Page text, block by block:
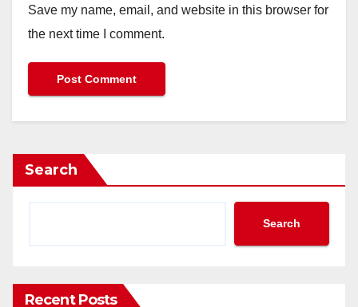
Save my name, email, and website in this browser for
the next time I comment.
Search
Search
Recent Posts